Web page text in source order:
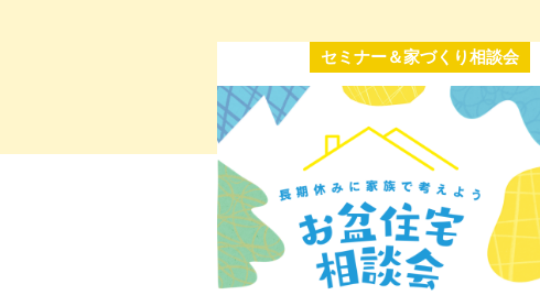
セミナー＆家づくり相談会